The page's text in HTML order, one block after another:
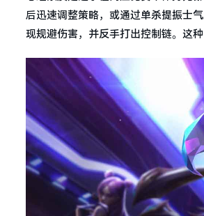
后迅速调整策略，或通过单杀提振士
现规避伤害，并反手打出控制链。这